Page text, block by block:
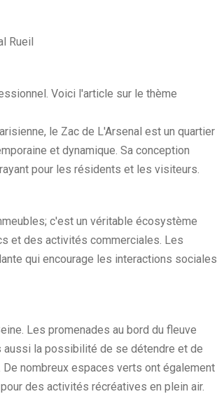
Voici l'article sur le thème
le Zac de L'Arsenal est un quartier
et dynamique. Sa conception
pour les résidents et les visiteurs.
c'est un véritable écosystème
et des activités commerciales. Les
qui encourage les interactions sociales
Les promenades au bord du fleuve
aussi la possibilité de se détendre et de
nombreux espaces verts ont également
des activités récréatives en plein air.